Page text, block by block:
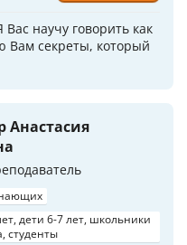
научу говорить как
Вам секреты, который
Анастасия
дети 6-7 лет, школьники
студенты